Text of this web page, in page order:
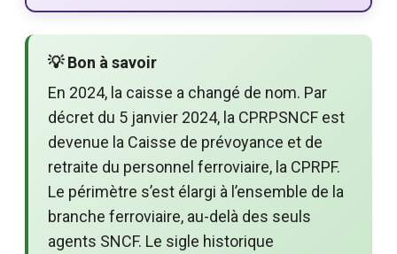
💡 Bon à savoir
En 2024, la caisse a changé de nom. Par
décret du 5 janvier 2024, la CPRPSNCF est
devenue la Caisse de prévoyance et de
retraite du personnel ferroviaire, la CPRPF.
Le périmètre s’est élargi à l’ensemble de la
branche ferroviaire, au-delà des seuls
agents SNCF. Le sigle historique